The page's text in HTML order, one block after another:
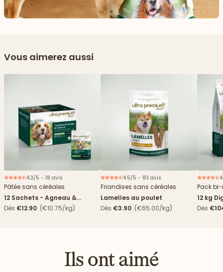
Vous aimerez aussi
4.3/5 - 18 avis
Pâtée sans céréales
12 Sachets - Agneau &
haricots verts
Dès €12.90 (€10.75/kg)
4.5/5 - 83 avis
Friandises sans céréales
Lamelles au poulet
Dès €3.90 (€65.00/kg)
Pack
12 kg
boîtes
Dès
Ils ont aimé